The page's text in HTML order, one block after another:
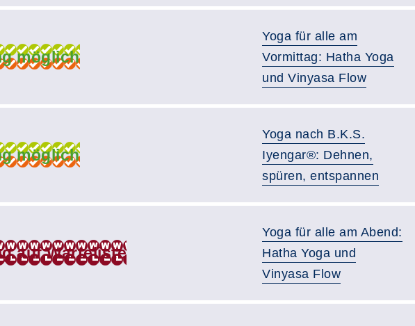
Yoga für alle am
Vormittag: Hatha Yoga
und Vinyasa Flow
Yoga nach B.K.S.
Iyengar®: Dehnen,
spüren, entspannen
Yoga für alle am Abend:
Hatha Yoga und
Vinyasa Flow